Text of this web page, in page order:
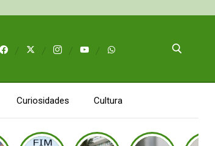
Curiosidades Cultura